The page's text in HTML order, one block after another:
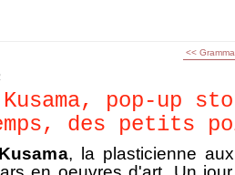
<<
pop-up
des petits
, la plasticienne